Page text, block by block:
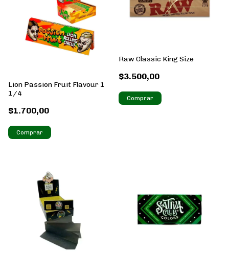
Lion Passion Fruit Flavour 1
1/4
$1.700,00
Raw Classic King Size
$3.500,00